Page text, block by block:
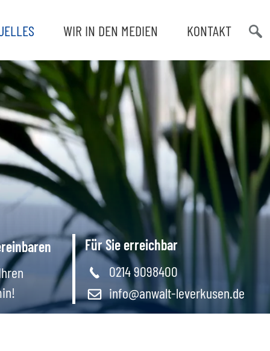
WIR IN DEN MEDIEN KONTAKT
Für Sie erreichbar
0214 9098400
info@anwalt-leverkusen.de